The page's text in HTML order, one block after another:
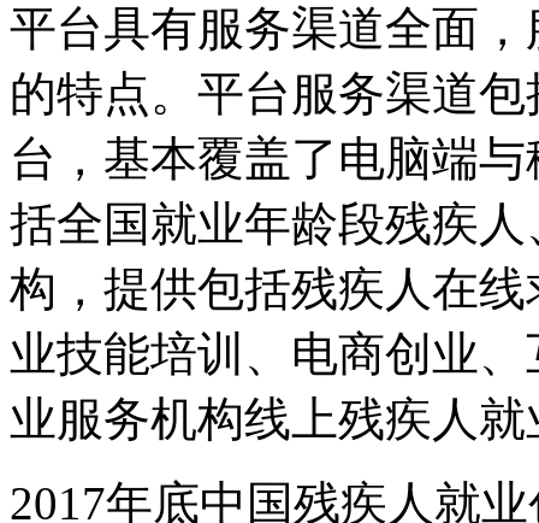
平台具有服务渠道全面
的特点。平台服务渠道
台，基本覆盖了电脑端
括全国就业年龄段残疾
构，提供包括残疾人在
业技能培训、电商创业
业服务机构线上残疾人
2017年底中国残疾人就